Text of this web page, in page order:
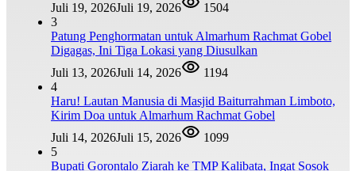
Juli 19, 2026Juli 19, 2026
1504
3
Patung Penghormatan untuk Almarhum Rachmat Gobel
Digagas, Ini Tiga Lokasi yang Diusulkan
Juli 13, 2026Juli 14, 2026
1194
4
Haru! Lautan Manusia di Masjid Baiturrahman Limboto,
Kirim Doa untuk Almarhum Rachmat Gobel
Juli 14, 2026Juli 15, 2026
1099
5
Bupati Gorontalo Ziarah ke TMP Kalibata, Ingat Sosok